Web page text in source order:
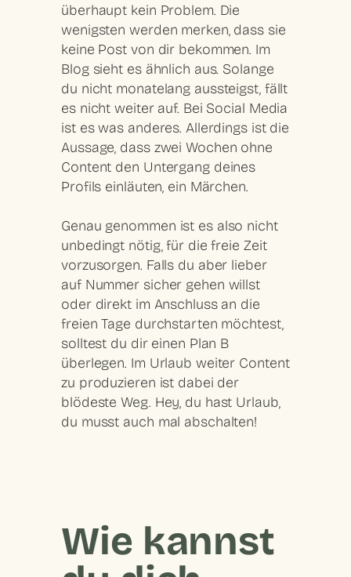
überhaupt kein Problem. Die
wenigsten werden merken, dass sie
keine Post von dir bekommen. Im
Blog sieht es ähnlich aus. Solange
du nicht monatelang aussteigst, fällt
es nicht weiter auf. Bei Social Media
ist es was anderes. Allerdings ist die
Aussage, dass zwei Wochen ohne
Content den Untergang deines
Profils einläuten, ein Märchen.
Genau genommen ist es also nicht
unbedingt nötig, für die freie Zeit
vorzusorgen. Falls du aber lieber
auf Nummer sicher gehen willst
oder direkt im Anschluss an die
freien Tage durchstarten möchtest,
solltest du dir einen Plan B
überlegen. Im Urlaub weiter Content
zu produzieren ist dabei der
blödeste Weg. Hey, du hast Urlaub,
du musst auch mal abschalten!
Wie kannst